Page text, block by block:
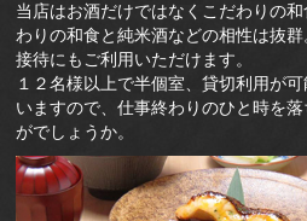
当店はお酒だけではなくこだわりの
わりの和食と純米酒などの相性は抜
接待にもご利用いただけます。
１２名様以上で半個室、貸切利用が
いますので、仕事終わりのひと時を
がでしょうか。